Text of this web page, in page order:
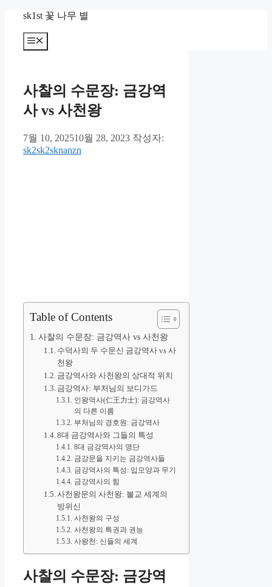
sk1st 꽃 나무 별
메
뉴
사찰의 수문장: 금강역
사 vs 사천왕
7월 10, 202510월 28, 2023 작성자:
sk2sk2sknanzn
Table of Contents
사찰의 수문장: 금강역사 vs 사천왕
수덕사의 두 수문신 금강역사 vs 사
천왕
금강역사와 사천왕의 상대적 위치
금강역사: 부처님의 보디가드
인왕역사(仁王力士): 금강역사
의 다른 이름
부처님의 경호원: 금강역사
8대 금강역사와 그들의 특성
8대 금강역사의 명단
금강문을 지키는 금강역사들
금강역사의 특성: 입모양과 무기
금강역사의 힘
사천왕문의 사천왕: 불교 세계의
방위신
사천왕의 구성
사천왕의 특권과 권능
사왕천: 신들의 세계
사찰의 수문장: 금강역